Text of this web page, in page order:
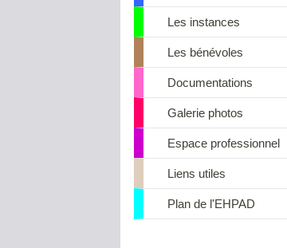
Les instances
Les bénévoles
Documentations
Galerie photos
Espace professionnel
Liens utiles
Plan de l'EHPAD